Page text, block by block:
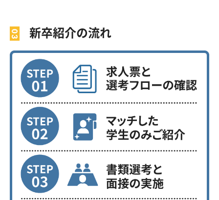
新卒紹介の流れ